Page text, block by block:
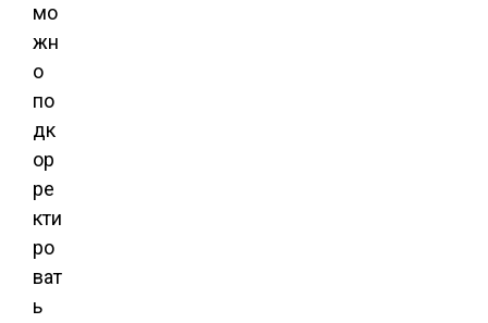
мо
жн
о
по
дк
ор
ре
кти
ро
ват
ь